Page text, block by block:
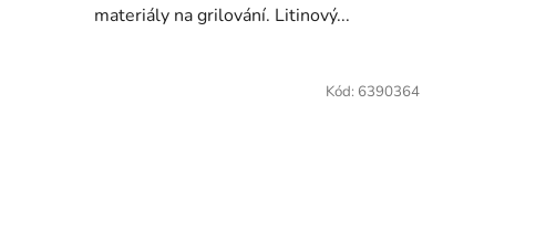
materiály na grilování. Litinový...
Kód: 6390364